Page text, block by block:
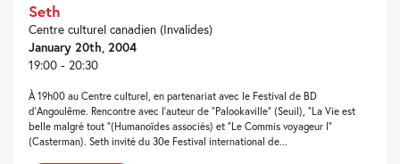
Seth
Centre culturel canadien (Invalides)
January 20th, 2004
19:00 - 20:30
À 19h00 au Centre culturel, en partenariat avec le Festival de BD
d’Angoulême. Rencontre avec l’auteur de “Palookaville” (Seuil), “La Vie est
belle malgré tout “(Humanoïdes associés) et “Le Commis voyageur I”
(Casterman). Seth invité du 30e Festival international de...